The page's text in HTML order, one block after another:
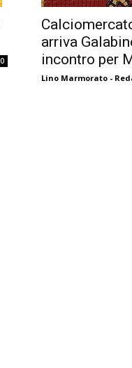
0
arriva
incontro per
Lino Marmorato -